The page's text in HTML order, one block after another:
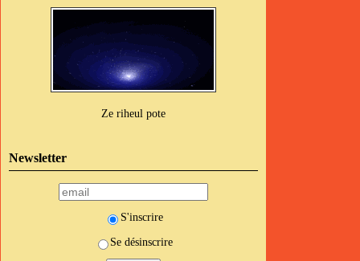
Ze riheul pote
Newsletter
S'inscrire
Se désinscrire